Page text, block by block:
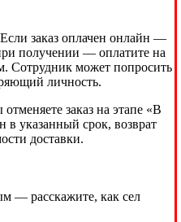
заказ оплачен онлайн —
получении — оплатите на
Сотрудник может попросить
личность.
заказ на этапе «В
в указанный срок, возврат
доставки.
— расскажите, как сел